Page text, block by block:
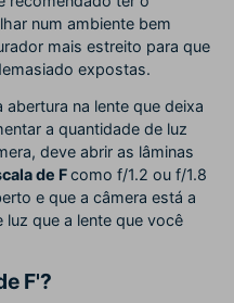
num ambiente bem
mais estreito para que
expostas.
abertura na lente que deixa
a quantidade de luz
deve abrir as lâminas
de Fcomo f/1.2 ou f/1.8
e que a câmera está a
luz que a lente que você
F'?